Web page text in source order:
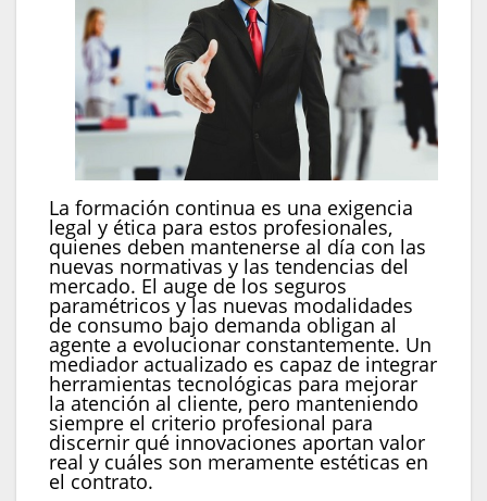
La formación continua es una exigencia
legal y ética para estos profesionales,
quienes deben mantenerse al día con las
nuevas normativas y las tendencias del
mercado. El auge de los seguros
paramétricos y las nuevas modalidades
de consumo bajo demanda obligan al
agente a evolucionar constantemente. Un
mediador actualizado es capaz de integrar
herramientas tecnológicas para mejorar
la atención al cliente, pero manteniendo
siempre el criterio profesional para
discernir qué innovaciones aportan valor
real y cuáles son meramente estéticas en
el contrato.